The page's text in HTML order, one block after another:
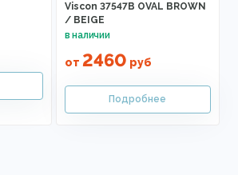
Viscon 37547B OVAL BROWN
/ BEIGE
от 2460 руб